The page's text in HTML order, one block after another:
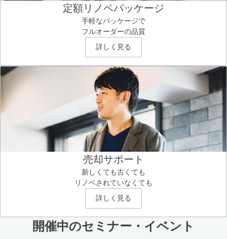
定額リノベパッケージ
手軽なパッケージで
フルオーダーの品質
詳しく見る
売却サポート
新しくても古くても
リノベされていなくても
詳しく見る
開催中のセミナー・イベント